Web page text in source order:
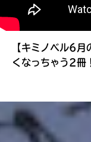
【キミノベル6月
くなっちゃう2冊